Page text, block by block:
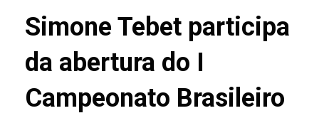
Simone Tebet participa
da abertura do I
Campeonato Brasileiro